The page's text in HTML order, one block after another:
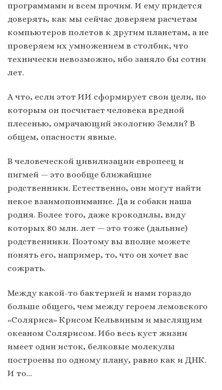
программами и всем прочим. И ему придется
доверять, как мы сейчас доверяем расчетам
компьютеров полетов к другим планетам, а не
проверяем их умножением в столбик, что
технически невозможно, ибо заняло бы сотни
лет.
А что, если этот ИИ сформирует свои цели, по
которым он посчитает человека вредной
плесенью, омрачающий экологию Земли? В
общем, опасности явные.
В человеческой цивилизации европеец и
пигмей — это вообще ближайшие
родственники. Естественно, они могут найти
некое взаимопонимание. Да и собаки наша
родня. Более того, даже крокодилы, виду
которых 80 млн. лет — это тоже (дальние)
родственники. Поэтому вы вполне можете
понять его, например, то, что он хочет вас
сожрать.
Между какой-то бактерией и нами гораздо
больше общего, чем между героем лемовского
«Соляриса» Крисом Кельвиным и мыслящим
океаном Солярисом. Ибо весь куст жизни
имеет один исток, белковые молекулы
построены по одному плану, равно как и ДНК.
И то…